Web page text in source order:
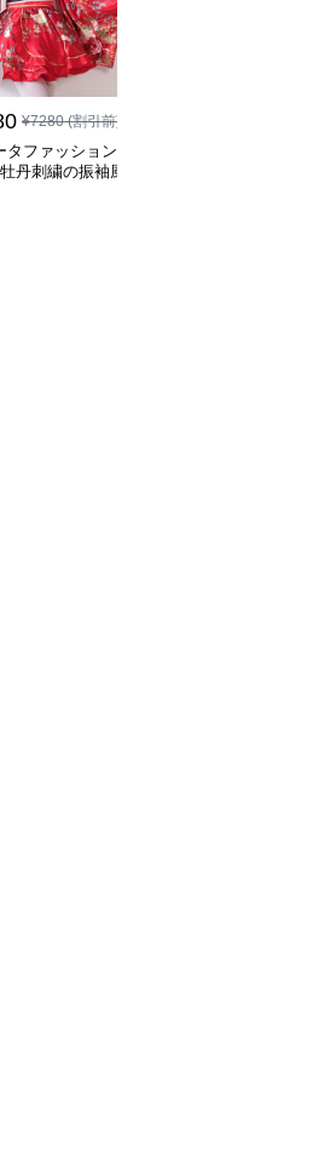
¥7280(割引前)
タファッション
丹刺繍の振袖風